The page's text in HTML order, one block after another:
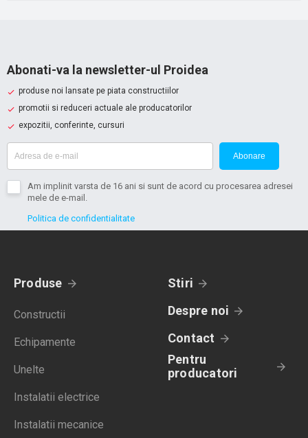
Abonati-va la newsletter-ul Proidea
produse noi lansate pe piata constructiilor
promotii si reduceri actuale ale producatorilor
expozitii, conferinte, cursuri
Abonare
Am implinit varsta de 16 ani si sunt de acord cu procesarea adresei
mele de e-mail.
Politica de confidentialitate
Produse
Constructii
Echipamente
Unelte
Instalatii electrice
Instalatii mecanice
Stiri
Despre noi
Contact
Pentru
producatori